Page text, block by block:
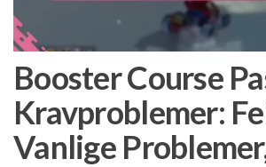
Booster Course
Kravproblemer:
Vanlige